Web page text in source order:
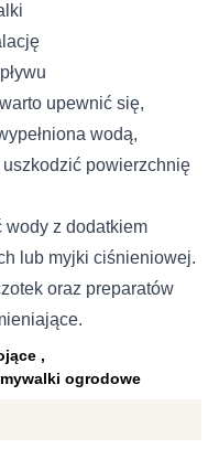
upewnić się,
wodą,
powierzchnię
wody z dodatkiem
lub myjki ciśnieniowej.
oraz preparatów
ogrodowe